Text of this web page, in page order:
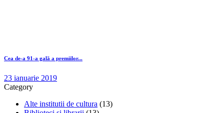
Cea de-a 91-a gală a premiilor...
23 ianuarie 2019
Category
Alte institutii de cultura (13)